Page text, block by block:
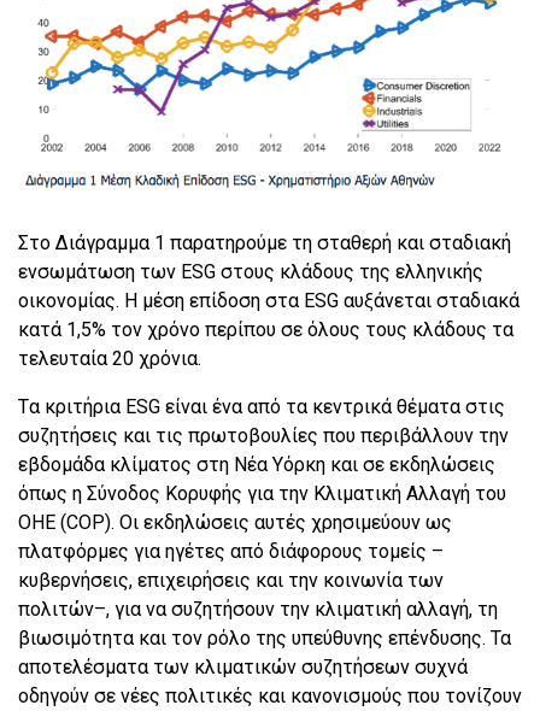
Στο Διάγραμμα 1 παρατηρούμε τη σταθερή και σταδιακή
ενσωμάτωση των ESG στους κλάδους της ελληνικής
οικονομίας. Η μέση επίδοση στα ESG αυξάνεται σταδιακά
κατά 1,5% τον χρόνο περίπου σε όλους τους κλάδους τα
τελευταία 20 χρόνια.
Tα κριτήρια ESG είναι ένα από τα κεντρικά θέματα στις
συζητήσεις και τις πρωτοβουλίες που περιβάλλουν την
εβδομάδα κλίματος στη Νέα Υόρκη και σε εκδηλώσεις
όπως η Σύνοδος Κορυφής για την Κλιματική Αλλαγή του
ΟΗΕ (COP). Οι εκδηλώσεις αυτές χρησιμεύουν ως
πλατφόρμες για ηγέτες από διάφορους τομείς –
κυβερνήσεις, επιχειρήσεις και την κοινωνία των
πολιτών–, για να συζητήσουν την κλιματική αλλαγή, τη
βιωσιμότητα και τον ρόλο της υπεύθυνης επένδυσης. Τα
αποτελέσματα των κλιματικών συζητήσεων συχνά
οδηγούν σε νέες πολιτικές και κανονισμούς που τονίζουν